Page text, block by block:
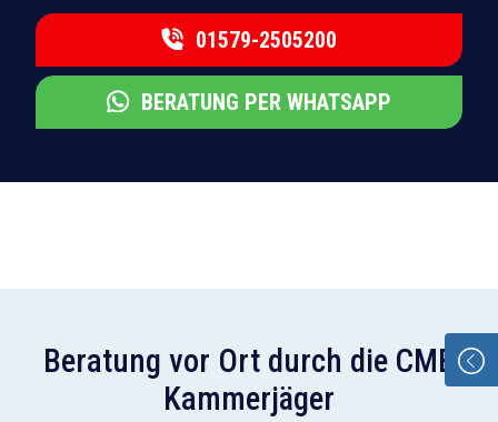
01579-2505200
BERATUNG PER WHATSAPP
Beratung vor Ort durch die CMB
Kammerjäger